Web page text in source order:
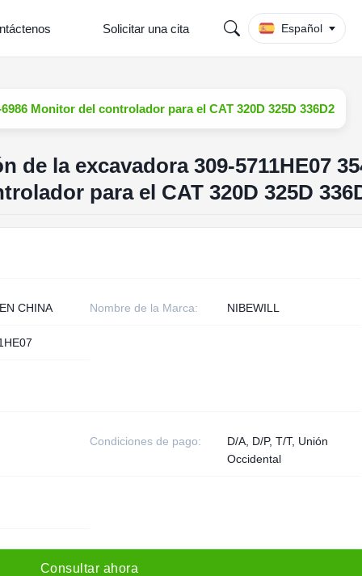
Solicitar una cita Español
Monitor del controlador para el CAT 320D 325D 336D2
de la excavadora 309-5711HE07
para el CAT 320D 325D
CHINA Nombre de la Marca: NIBEWILL
Condiciones de pago:
D/A, D/P, T/T, Unión
Occidental
Consu tar ahora